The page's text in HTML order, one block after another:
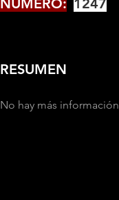
NÚMERO: 1247
RESUMEN
No hay más